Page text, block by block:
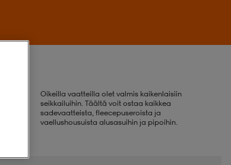
Oikeilla vaatteilla olet valmis kaikenlaisiin
seikkailuihin. Täältä voit ostaa kaikkea
sadevaatteista, fleecepuseroista ja
vaellushousuista alusasuihin ja pipoihin.